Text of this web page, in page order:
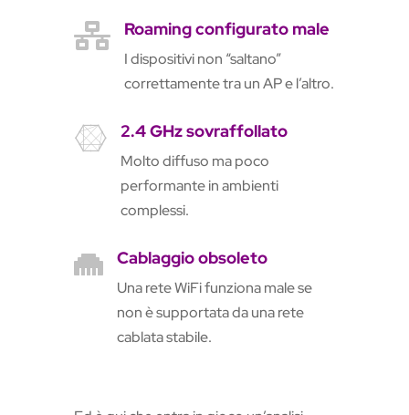
 Roaming configurato male
I dispositivi non “saltano”
correttamente tra un AP e l’altro.
 2.4 GHz sovraffollato
Molto diffuso ma poco
performante in ambienti
complessi.
 Cablaggio obsoleto
Una rete WiFi funziona male se
non è supportata da una rete
cablata stabile.